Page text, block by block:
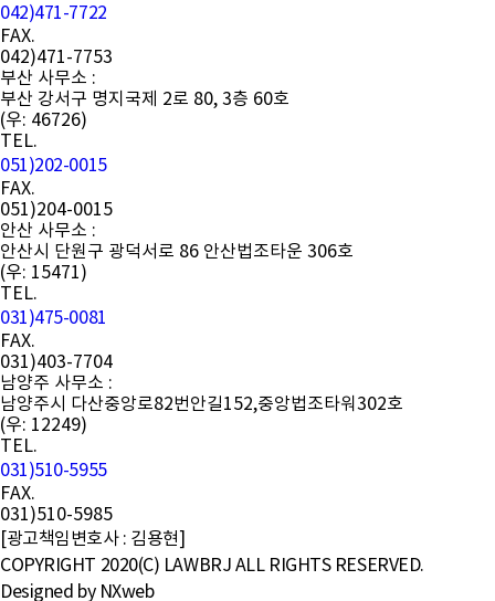
042)471-7722
FAX.
042)471-7753
부산 사무소 :
부산 강서구 명지국제 2로 80, 3층 60호
(우: 46726)
TEL.
051)202-0015
FAX.
051)204-0015
안산 사무소 :
안산시 단원구 광덕서로 86 안산법조타운 306호
(우: 15471)
TEL.
031)475-0081
FAX.
031)403-7704
남양주 사무소 :
남양주시 다산중앙로82번안길152,중앙법조타워302호
(우: 12249)
TEL.
031)510-5955
FAX.
031)510-5985
[광고책임변호사 : 김용현]
COPYRIGHT 2020(C) LAWBRJ ALL RIGHTS RESERVED.
Designed by NXweb